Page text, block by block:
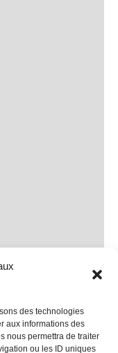
des technologies
aux informations des
nous permettra de traiter
ou les ID uniques